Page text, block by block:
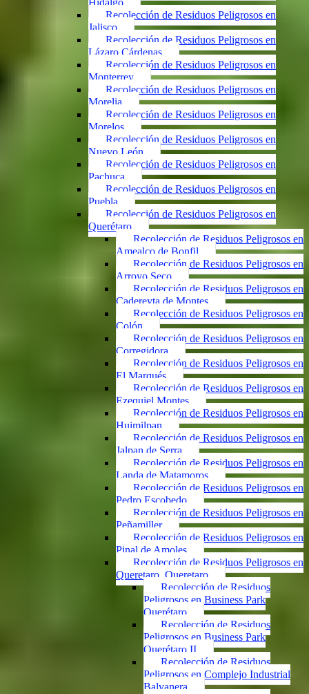
Hidalgo
Recolección de Residuos Peligrosos en
Jalisco
Recolección de Residuos Peligrosos en
Lázaro Cárdenas
Recolección de Residuos Peligrosos en
Monterrey
Recolección de Residuos Peligrosos en
Morelia
Recolección de Residuos Peligrosos en
Morelos
Recolección de Residuos Peligrosos en
Nuevo León
Recolección de Residuos Peligrosos en
Pachuca
Recolección de Residuos Peligrosos en
Puebla
Recolección de Residuos Peligrosos en
Querétaro
Recolección de Residuos Peligrosos en
Amealco de Bonfil
Recolección de Residuos Peligrosos en
Arroyo Seco
Recolección de Residuos Peligrosos en
Cadereyta de Montes
Recolección de Residuos Peligrosos en
Colón
Recolección de Residuos Peligrosos en
Corregidora
Recolección de Residuos Peligrosos en
El Marqués
Recolección de Residuos Peligrosos en
Ezequiel Montes
Recolección de Residuos Peligrosos en
Huimilpan
Recolección de Residuos Peligrosos en
Jalpan de Serra
Recolección de Residuos Peligrosos en
Landa de Matamoros
Recolección de Residuos Peligrosos en
Pedro Escobedo
Recolección de Residuos Peligrosos en
Peñamiller
Recolección de Residuos Peligrosos en
Pinal de Amoles
Recolección de Residuos Peligrosos en
Queretaro, Queretaro
Recolección de Residuos
Peligrosos en Business Park
Querétaro
Recolección de Residuos
Peligrosos en Business Park
Querétaro II
Recolección de Residuos
Peligrosos en Complejo Industrial
Balvanera